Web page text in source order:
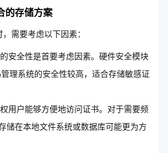
的存储方案
需要考虑以下因素：
安全性是首要考虑因素。硬件安全模块
管理系统的安全性较高，适合存储敏感证
用户能够方便地访问证书。对于需要频
储在本地文件系统或数据库可能更为方